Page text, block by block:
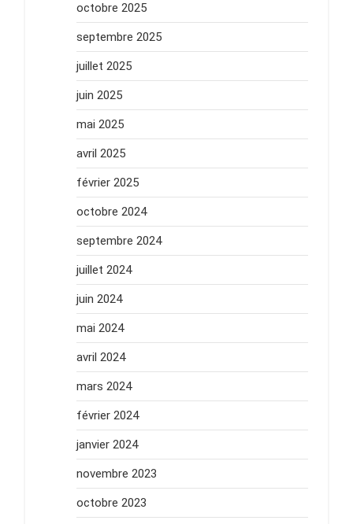
octobre 2025
septembre 2025
juillet 2025
juin 2025
mai 2025
avril 2025
février 2025
octobre 2024
septembre 2024
juillet 2024
juin 2024
mai 2024
avril 2024
mars 2024
février 2024
janvier 2024
novembre 2023
octobre 2023